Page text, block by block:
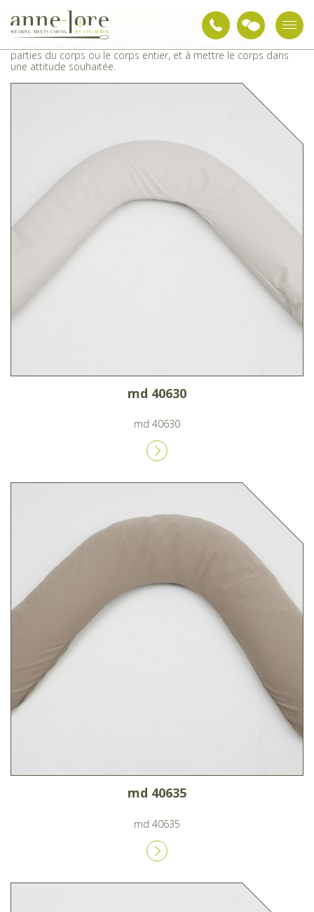
Textiles de soin Coussins de positionnement
Coussins de positionnement sont utilisés pour soutenir les
parties du corps ou le corps entier, et à mettre le corps dans
une attitude souhaitée.
md 40630
md 40630
md 40635
md 40635